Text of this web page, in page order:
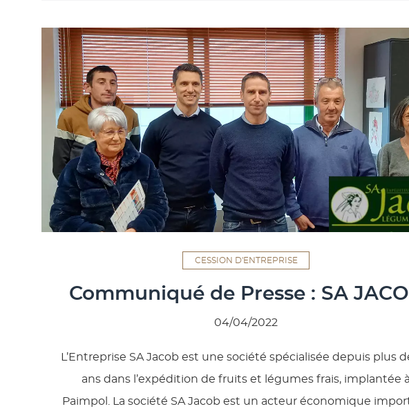
CESSION D'ENTREPRISE
Communiqué de Presse : SA
04/04/2022
L’Entreprise SA Jacob est une société spécialisée depuis plus
ans dans l’expédition de fruits et légumes frais, implantée à
Paimpol. La société SA Jacob est un acteur économique